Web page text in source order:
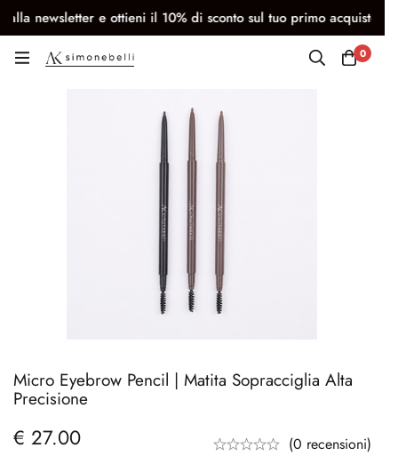
e ottieni il 10% di sconto sul tuo primo acquisto
0
Micro Eyebrow Pencil | Matita Sopracciglia Alta
Precisione
€ 27.00 (0 recensioni)